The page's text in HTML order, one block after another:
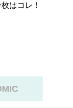
はコレ！